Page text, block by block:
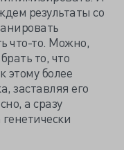
результаты со
что-то. Можно,
то, что
этому более
заставляя его
а сразу